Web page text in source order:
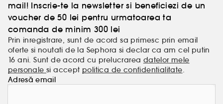
mail! Inscrie-te la newsletter si beneficiezi de un
voucher de 50 lei pentru urmatoarea ta
comanda de minim 300 lei
Prin inregistrare, sunt de acord sa primesc prin email
oferte si noutati de la Sephora si declar ca am cel putin
16 ani. Sunt de acord cu prelucrarea datelor mele
personalesi accept politica de confidentialitate.
Adresă email